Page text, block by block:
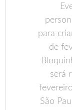
para
de
será
São